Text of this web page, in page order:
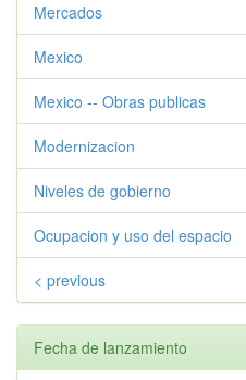
Mercados
Mexico
Mexico -- Obras publicas
Modernizacion
Niveles de gobierno
Ocupacion y uso del espacio
< previous
Fecha de lanzamiento